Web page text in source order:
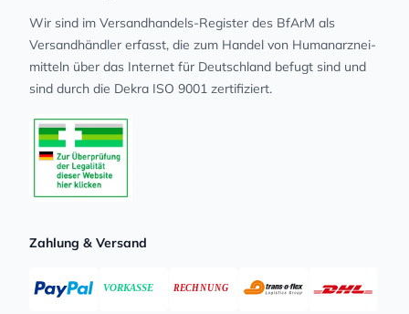
Wir sind im Versandhandels-Register des BfArM als
Versandhändler erfasst, die zum Handel von Human­arz­nei­
mit­teln über das Internet für Deutschland befugt sind und
sind durch die Dekra ISO 9001 zertifiziert.
Zahlung & Versand